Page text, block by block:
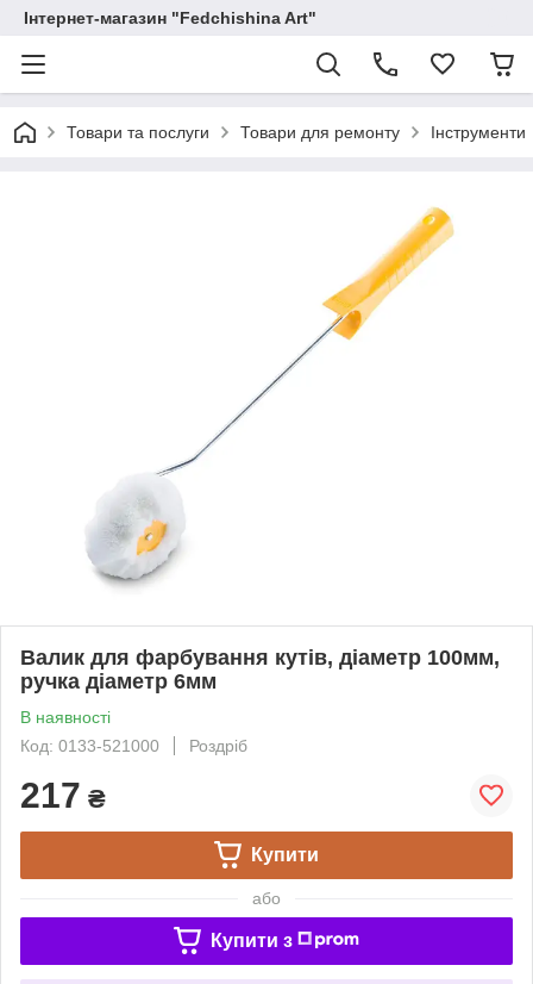
Інтернет-магазин "Fedchishina Art"
Товари та послуги Товари для ремонту Інструменти
Валик для фарбування кутів, діаметр 100мм,
ручка діаметр 6мм
В наявності
Код: 0133-521000
Роздріб
217 ₴
Купити
або
Купити з